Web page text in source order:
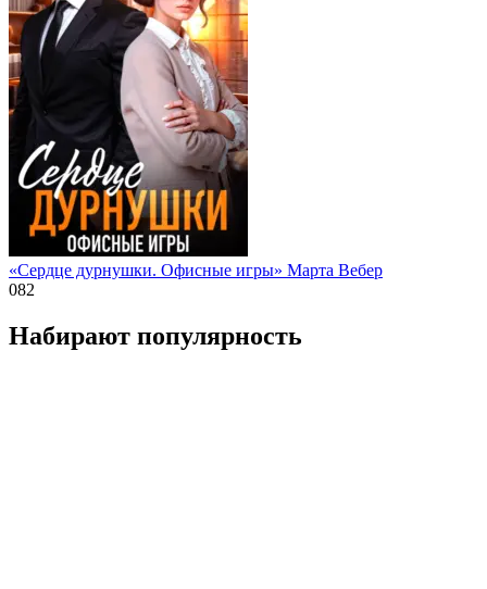
«Сердце дурнушки. Офисные игры» Марта Вебер
082
Набирают популярность